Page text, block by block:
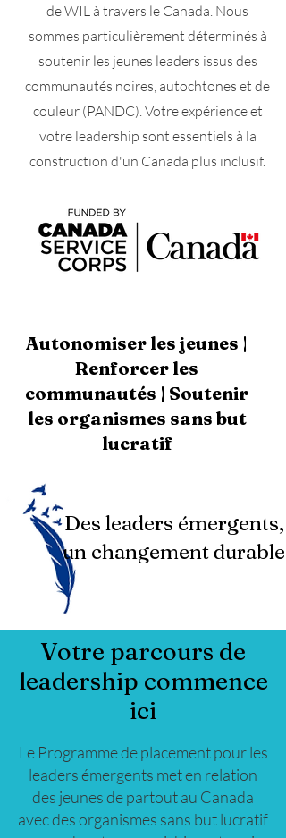
de WIL à travers le Canada. Nous
sommes particulièrement déterminés à
soutenir les jeunes leaders issus des
communautés noires, autochtones et de
couleur (PANDC). Votre expérience et
votre leadership sont essentiels à la
construction d'un Canada plus inclusif.
Autonomiser les jeunes |
Renforcer les
communautés | Soutenir
les organismes sans but
lucratif
Des leaders émergents,
un changement durable
Votre parcours de
leadership commence
ici
Le Programme de placement pour les
leaders émergents met en relation
des jeunes de partout au Canada
avec des organismes sans but lucratif